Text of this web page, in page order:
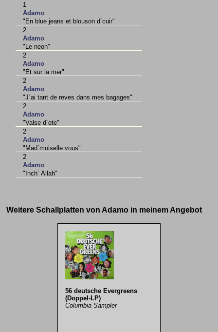
1
Adamo
"En blue jeans et blouson d´cuir"
2
Adamo
"Le neon"
2
Adamo
"Et sur la mer"
2
Adamo
"J´ai tant de reves dans mes bagages"
2
Adamo
"Valse d´ete"
2
Adamo
"Mad´moiselle vous"
2
Adamo
"Inch´ Allah"
Weitere Schallplatten von Adamo in meinem Angebot
56 deutsche Evergreens
(Doppel-LP)
Columbia Sampler